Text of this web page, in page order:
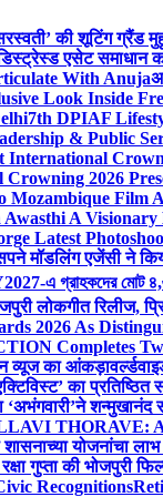
की शूटिंग
एसेट समाधान
With Anuja
Look Inside
7th DPIAF
& Public
2026
Mozambique Film
Awasthi A
Latest
मॉडलिंग एजेंसी ने
এ গ্রাহকদের মোট
लोकगीत रिलीज,
2026 As
Completes
व्यूज का आंकड़ा
का प्रतिष्ठित
‘अभंगवारी’ने
THORAVE:
योजनांचा लाभ
गुप्ता की भोजपुरी
Recognitions